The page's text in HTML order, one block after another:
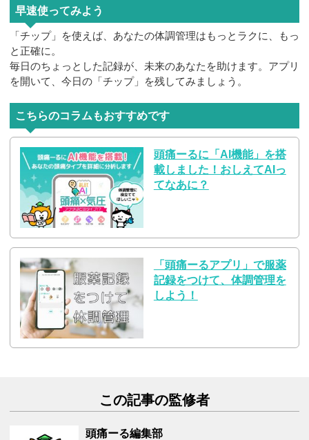
早速使ってみよう
「チップ」を使えば、あなたの体調管理はもっとラクに、もっ
と正確に。
毎日のちょっとした記録が、未来のあなたを助けます。アプリ
を開いて、今日の「チップ」を残してみましょう。
こちらのコラムもおすすめです
頭痛ーるに「AI機能」を搭
載しました！おしえてAIっ
てなあに？
「頭痛ーるアプリ」で服薬
記録をつけて、体調管理を
しよう！
この記事の監修者
頭痛ーる編集部